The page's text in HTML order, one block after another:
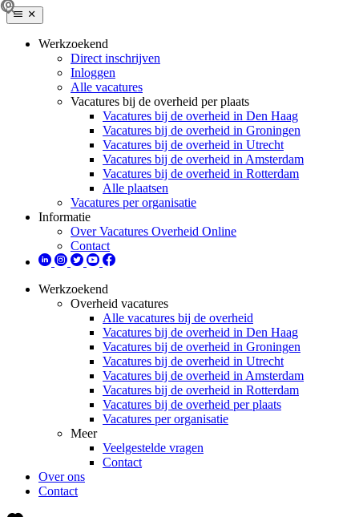
Werkzoekend
Direct inschrijven
Inloggen
Alle vacatures
Vacatures bij de overheid per plaats
Vacatures bij de overheid in Den Haag
Vacatures bij de overheid in Groningen
Vacatures bij de overheid in Utrecht
Vacatures bij de overheid in Amsterdam
Vacatures bij de overheid in Rotterdam
Alle plaatsen
Vacatures per organisatie
Informatie
Over Vacatures Overheid Online
Contact
Werkzoekend
Overheid vacatures
Alle vacatures bij de overheid
Vacatures bij de overheid in Den Haag
Vacatures bij de overheid in Groningen
Vacatures bij de overheid in Utrecht
Vacatures bij de overheid in Amsterdam
Vacatures bij de overheid in Rotterdam
Vacatures bij de overheid per plaats
Vacatures per organisatie
Meer
Veelgestelde vragen
Contact
Over ons
Contact